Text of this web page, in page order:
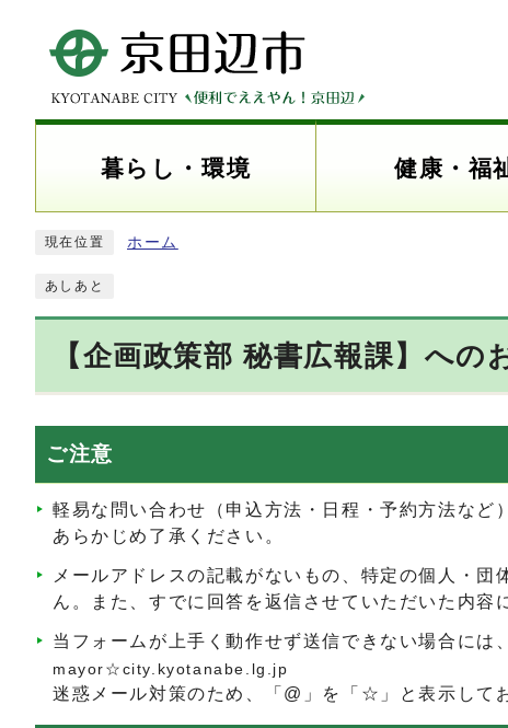
暮らし・環境 健康・福
現在位置 ホーム
あしあと
【企画政策部 秘書広報課】への
ご注意
軽易な問い合わせ（申込方法・日程・予約方法など
あらかじめ了承ください。
メールアドレスの記載がないもの、特定の個人・
ん。また、すでに回答を返信させていただいた内容
当フォームが上手く動作せず送信できない場合には
mayor☆city.kyotanabe.lg.jp
迷惑メール対策のため、「@」を「☆」と表示して